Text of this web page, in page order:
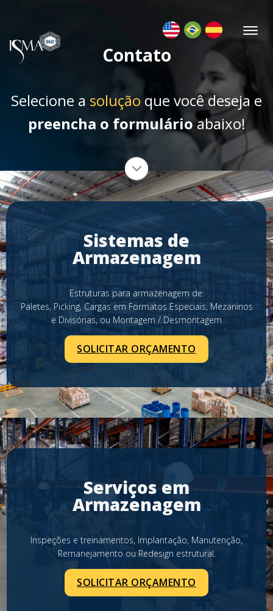
Contato
Selecione a solução que você deseja e
preencha o formulárioabaixo!
Sistemas de
Armazenagem
Estruturas para armazenagem de:
Paletes, Picking, Cargas em Formatos Especiais, Mezaninos
e Divisórias, ou Montagem / Desmontagem
SOLICITAR ORÇAMENTO
Serviços em
Armazenagem
Inspeções e treinamentos, Implantação, Manutenção,
Remanejamento ou Redesign estrutural.
SOLICITAR ORÇAMENTO